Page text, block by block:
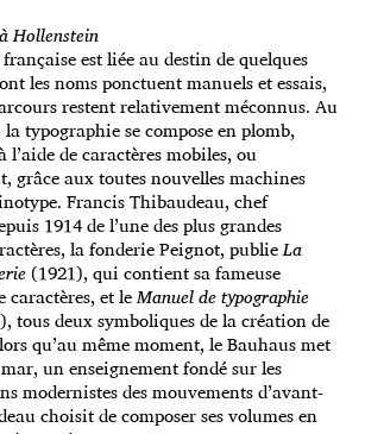
Hollenstein
est liée au destin de quelques
les noms ponctuent manuels et essais,
restent relativement méconnus. Au
typographie se compose en plomb,
de caractères mobiles, ou
grâce aux toutes nouvelles machines
Francis Thibaudeau, chef
1914 de l’une des plus grandes
la fonderie Peignot, publieLa
(1921), qui contient sa fameuse
caractères, et leManuel de typographie
tous deux symboliques de la création de
qu’au même moment, le Bauhaus met
un enseignement fondé sur les
modernistes des mouvements d’avant-
choisit de composer ses volumes en